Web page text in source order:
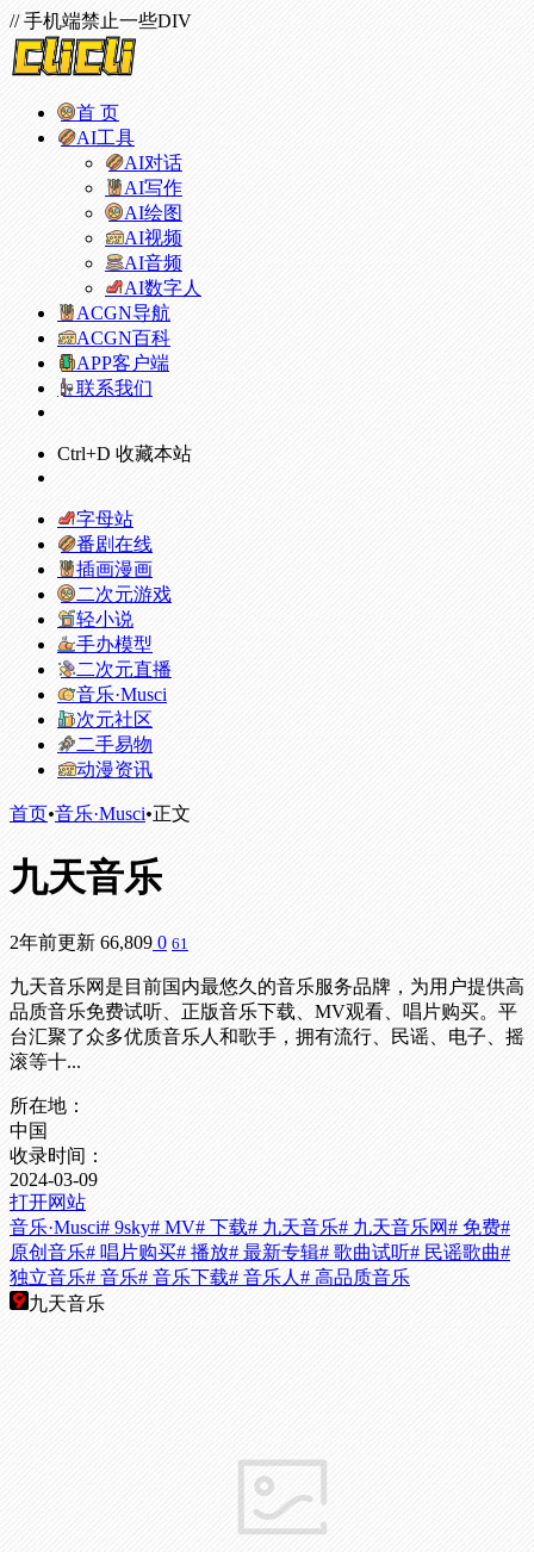
// 手机端禁止一些DIV
首 页
AI工具
AI对话
AI写作
AI绘图
AI视频
AI音频
AI数字人
ACGN导航
ACGN百科
APP客户端
联系我们
Ctrl+D 收藏本站
字母站
番剧在线
插画漫画
二次元游戏
轻小说
手办模型
二次元直播
音乐·Musci
次元社区
二手易物
动漫资讯
首页•音乐·Musci•正文
九天音乐
2年前更新 66,809 0 61
九天音乐网是目前国内最悠久的音乐服务品牌，为用户提供高
品质音乐免费试听、正版音乐下载、MV观看、唱片购买。平
台汇聚了众多优质音乐人和歌手，拥有流行、民谣、电子、摇
滚等十...
所在地：
中国
收录时间：
2024-03-09
打开网站
音乐·Musci# 9sky# MV# 下载# 九天音乐# 九天音乐网# 免费#
原创音乐# 唱片购买# 播放# 最新专辑# 歌曲试听# 民谣歌曲#
独立音乐# 音乐# 音乐下载# 音乐人# 高品质音乐
九天音乐